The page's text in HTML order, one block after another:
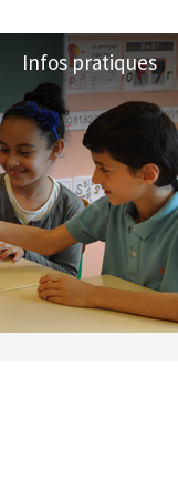
Infos pratiques